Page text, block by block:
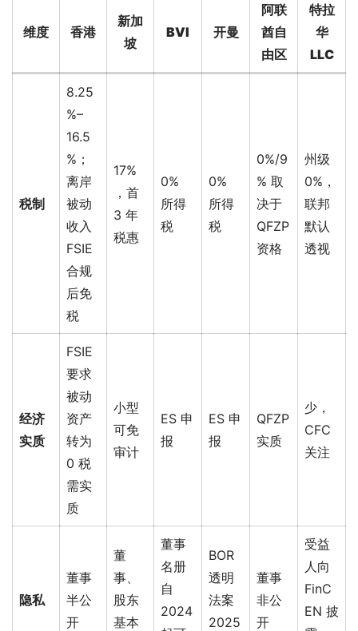
维度 香港
新加
坡
BVI 开曼
阿联
酋自
由区
特拉
华
LLC
税制
8.25
%–
16.5
%；
离岸
被动
收入
FSIE
合规
后免
税
17%
，首
3 年
税惠
0%
所得
税
0%
所得
税
0%/9
% 取
决于
QFZP
资格
州级
0%，
联邦
默认
透视
经济
实质
FSIE
要求
被动
资产
转为
0 税
需实
质
小型
可免
审计
ES 申
报
ES 申
报
QFZP
实质
少，
CFC
关注
隐私
董事
半公
开
董
事、
股东
基本
董事
名册
自
2024
BOR
透明
法案
2025
董事
非公
开
受益
人向
FinC
EN 披